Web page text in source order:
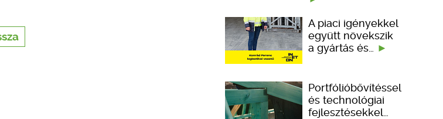
A piaci igényekkel
együtt növekszik
a gyártás és…
Portfólióbővítéssel
és technológiai
fejlesztésekkel…